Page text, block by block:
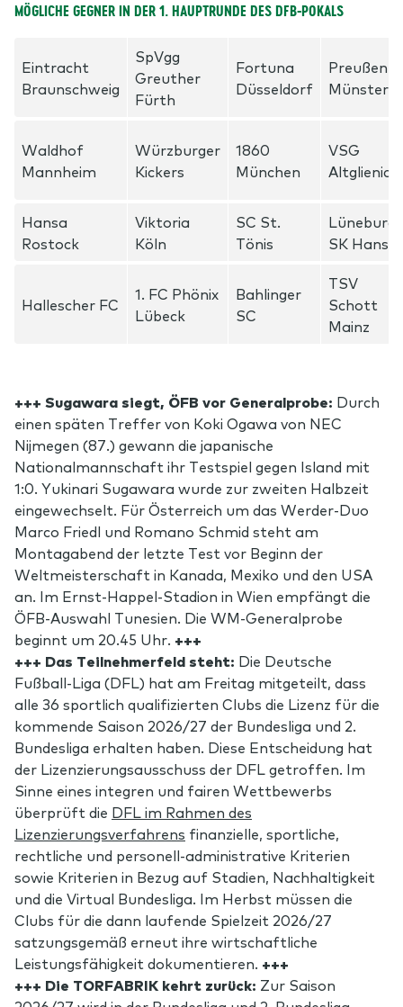
MÖGLICHE GEGNER IN DER 1. HAUPTRUNDE DES DFB-POKALS
Eintracht
Braunschweig
SpVgg
Greuther
Fürth
Fortuna
Düsseldorf
Preußen
Münster
Waldhof
Mannheim
Würzburger
Kickers
1860
München
VSG
Hansa
Rostock
Viktoria
Köln
SC St.
Tönis
SK Hansa
Hallescher FC
FC Phönix
Lübeck
Bahlinger
SC
TSV
Schott
Mainz
+++ Sugawara siegt, ÖFB vor Generalprobe: Durch
einen späten Treffer von Koki Ogawa von NEC
Nijmegen (87.) gewann die japanische
Nationalmannschaft ihr Testspiel gegen Island mit
1:0. Yukinari Sugawara wurde zur zweiten Halbzeit
eingewechselt. Für Österreich um das Werder-Duo
Marco Friedl und Romano Schmid steht am
Montagabend der letzte Test vor Beginn der
Weltmeisterschaft in Kanada, Mexiko und den USA
an. Im Ernst-Happel-Stadion in Wien empfängt die
ÖFB-Auswahl Tunesien. Die WM-Generalprobe
beginnt um 20.45 Uhr. +++
+++ Das Teilnehmerfeld steht: Die Deutsche
Fußball-Liga (DFL) hat am Freitag mitgeteilt, dass
alle 36 sportlich qualifizierten Clubs die Lizenz für die
kommende Saison 2026/27 der Bundesliga und 2.
Bundesliga erhalten haben. Diese Entscheidung hat
der Lizenzierungsausschuss der DFL getroffen. Im
Sinne eines integren und fairen Wettbewerbs
überprüft die DFL im Rahmen des
Lizenzierungsverfahrens finanzielle, sportliche,
rechtliche und personell-administrative Kriterien
sowie Kriterien in Bezug auf Stadien, Nachhaltigkeit
und die Virtual Bundesliga. Im Herbst müssen die
Clubs für die dann laufende Spielzeit 2026/27
satzungsgemäß erneut ihre wirtschaftliche
Leistungsfähigkeit dokumentieren. +++
+++ Die TORFABRIK kehrt zurück: Zur Saison